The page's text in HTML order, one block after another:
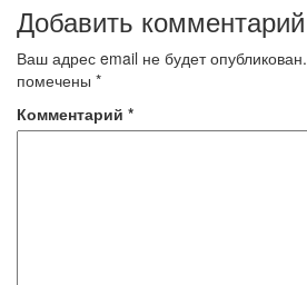
Добавить комментарий
Ваш адрес email не будет опубликован.
помечены *
Комментарий *